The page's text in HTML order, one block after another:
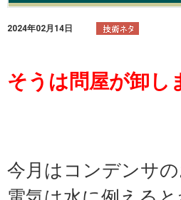
2024年02月14日
そうは問屋が卸し
今月はコンデンサの